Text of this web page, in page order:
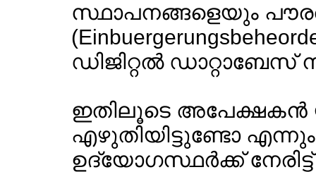
സ്ഥാപനങ്ങളെയും
ഡിജിറ്റല്‍ ഡാറ്റാബേസ്
ഇതിലൂടെ അപേക്ഷകന്‍
എഴുതിയിട്ടുണ്ടോ
ഉദ്യോഗസ്ഥര്‍ക്ക്